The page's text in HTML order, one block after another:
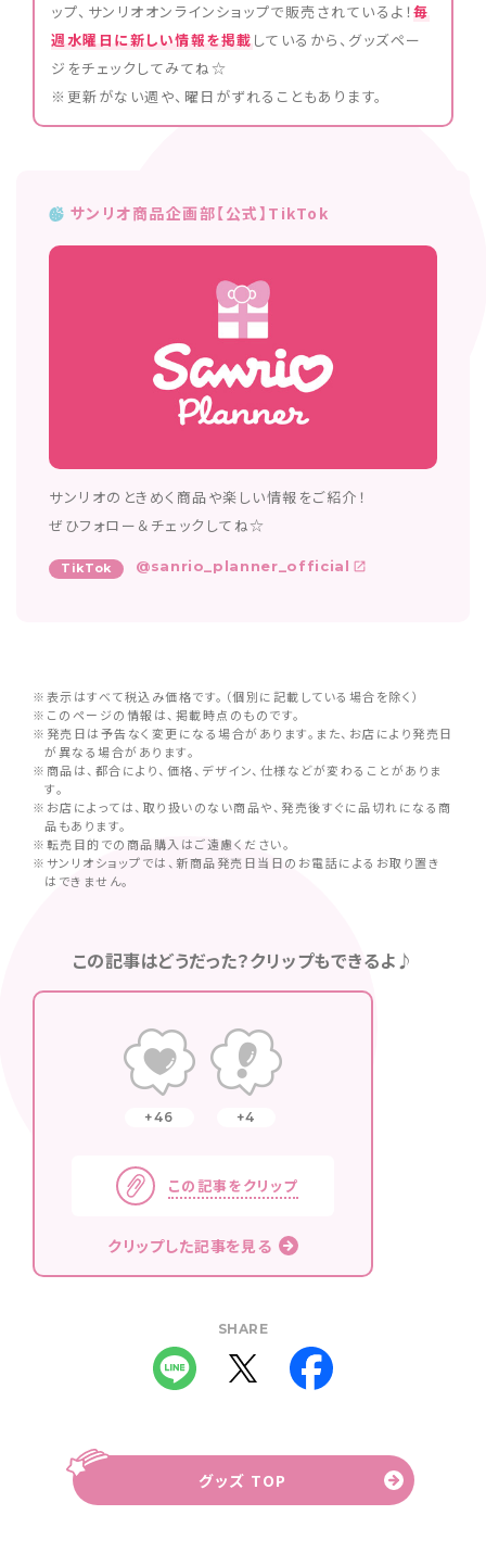
ップ、サンリオオンラインショップで販売されているよ！毎
週水曜日に新しい情報を掲載 しているから、グッズペー
ジをチェックしてみてね☆
※更新がない週や、曜日がずれることもあります。
サンリオ商品企画部【公式】TikTok
サンリオのときめく商品や楽しい情報をご紹介！
ぜひフォロー＆チェックしてね☆
TikTok @sanrio_planner_official
※表示はすべて税込み価格です。（個別に記載している場合を除く）
※このページの情報は、掲載時点のものです。
※発売日は予告なく変更になる場合があります。また、お店により発売日
が異なる場合があります。
※商品は、都合により、価格、デザイン、仕様などが変わることがありま
す。
※お店によっては、取り扱いのない商品や、発売後すぐに品切れになる商
品もあります。
※転売目的での商品購入はご遠慮ください。
※サンリオショップでは、新商品発売日当日のお電話によるお取り置き
はできません。
この記事はどうだった？クリップもできるよ♪
46 4
この記事をクリップ
クリップした記事を見る
SHARE
グッズ TOP